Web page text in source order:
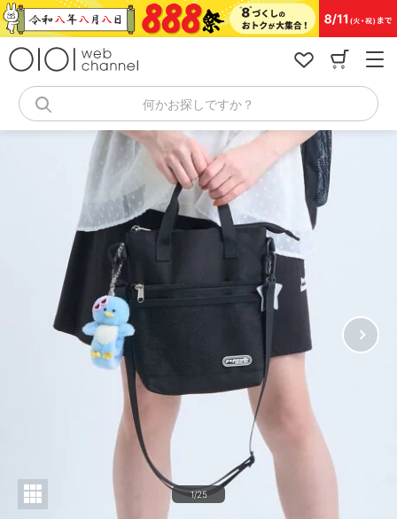
コ
ン
キ
何かお探しですか？
1/25